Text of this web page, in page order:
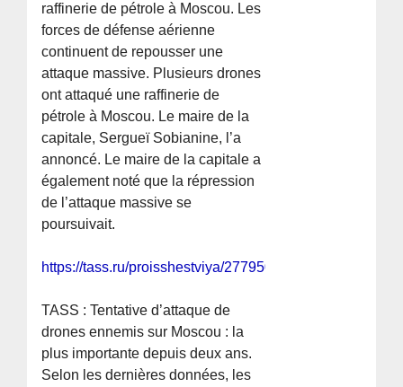
raffinerie de pétrole à Moscou. Les
forces de défense aérienne
continuent de repousser une
attaque massive. Plusieurs drones
ont attaqué une raffinerie de
pétrole à Moscou. Le maire de la
capitale, Sergueï Sobianine, l’a
annoncé. Le maire de la capitale a
également noté que la répression
de l’attaque massive se
poursuivait.
https://tass.ru/proisshestviya/27795007
TASS : Tentative d’attaque de
drones ennemis sur Moscou : la
plus importante depuis deux ans.
Selon les dernières données, les